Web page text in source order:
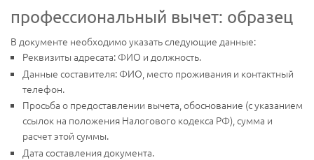
профессиональный вычет: образец
В документе необходимо указать следующие данные:
Реквизиты адресата: ФИО и должность.
Данные составителя: ФИО, место проживания и контактный
телефон.
Просьба о предоставлении вычета, обоснование (с указанием
ссылок на положения Налогового кодекса РФ), сумма и
расчет этой суммы.
Дата составления документа.